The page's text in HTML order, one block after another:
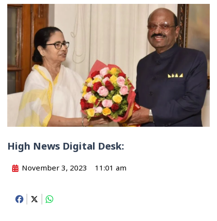
High News Digital Desk:
November 3, 2023 11:01 am
Facebook
X WhatsApp